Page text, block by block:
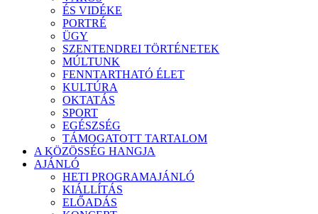
ÉS VIDÉKE
PORTRÉ
ÜGY
SZENTENDREI TÖRTÉNETEK
MÚLTUNK
FENNTARTHATÓ ÉLET
KULTÚRA
OKTATÁS
SPORT
EGÉSZSÉG
TÁMOGATOTT TARTALOM
A KÖZÖSSÉG HANGJA
AJÁNLÓ
HETI PROGRAMAJÁNLÓ
KIÁLLÍTÁS
ELŐADÁS